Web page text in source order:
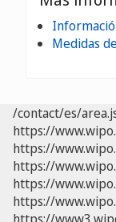
Medidas
/contact/es/
https://
https://
https://
https://
https://